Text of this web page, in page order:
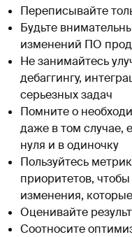
Переписывайте
Будьте
изменений ПО
Не занимайтесь
дебаггингу,
серьезных задач
Помните о
даже в том случае,
нуля и в одиночку
Пользуйтесь
приоритетов,
изменения,
Оценивайте
Соотносите